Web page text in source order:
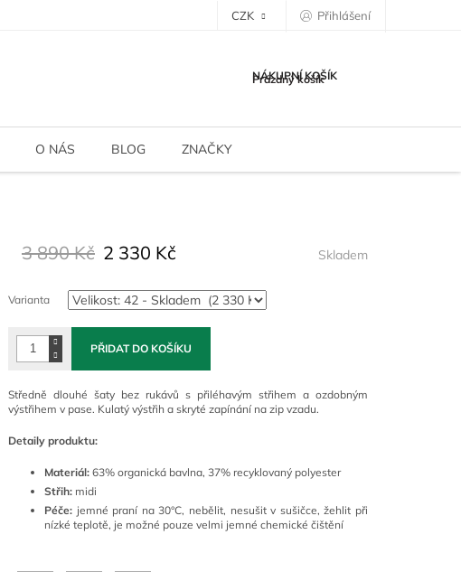
CZK Přihlášení
NÁKUPNÍ KOŠÍK
Prázdný košík
O NÁS BLOG ZNAČKY
3 890 Kč 2 330 Kč
cena:
Skladem
Varianta
PŘIDAT DO KOŠÍKU
Středně dlouhé šaty bez rukávů s přiléhavým střihem a ozdobným
výstřihem v pase. Kulatý výstřih a skryté zapínání na zip vzadu.
Detaily produktu:
Materiál: 63% organická bavlna, 37% recyklovaný polyester
Střih: midi
Péče: jemné praní na 30°C, nebělit, nesušit v sušičce, žehlit při
nízké teplotě, je možné pouze velmi jemné chemické čištění